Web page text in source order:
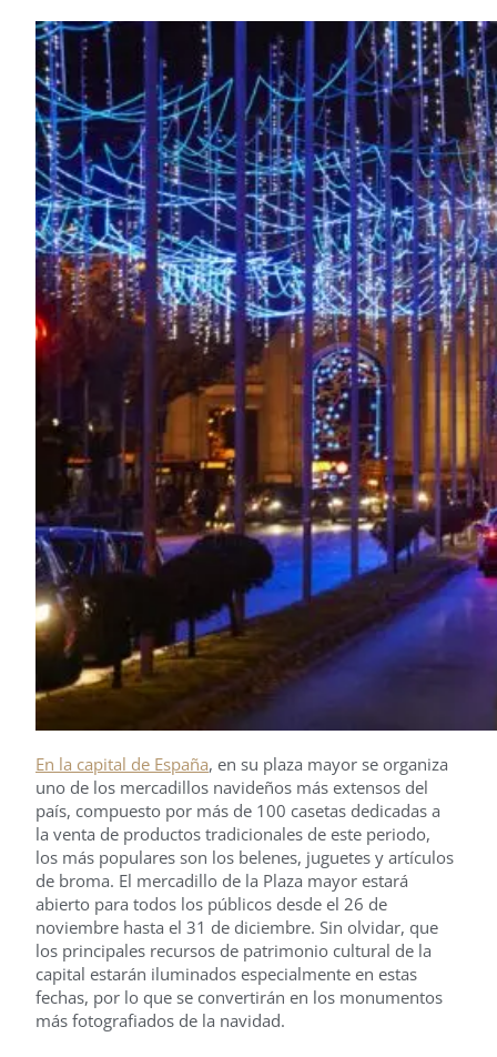
En la capital de España, en su plaza mayor se organiza
uno de los mercadillos navideños más extensos del
país, compuesto por más de 100 casetas dedicadas a
la venta de productos tradicionales de este periodo,
los más populares son los belenes, juguetes y artículos
de broma. El mercadillo de la Plaza mayor estará
abierto para todos los públicos desde el 26 de
noviembre hasta el 31 de diciembre. Sin olvidar, que
los principales recursos de patrimonio cultural de la
capital estarán iluminados especialmente en estas
fechas, por lo que se convertirán en los monumentos
más fotografiados de la navidad.